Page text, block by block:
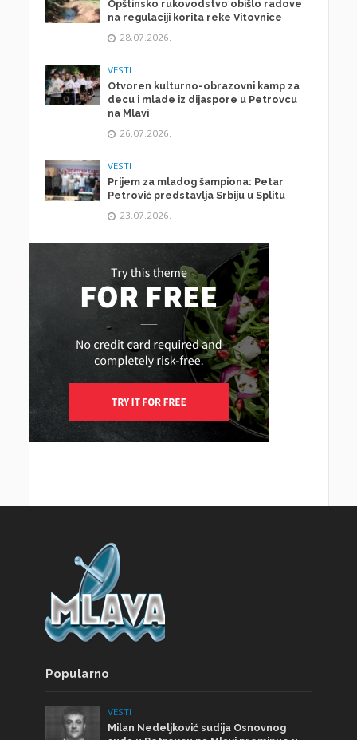
Opštinsko rukovodstvo obišlo radove
na regulaciji korita reke Vitovnice
28.07.2026.
VESTI
Otvoren kulturno-obrazovni kamp za
decu i mlade iz dijaspore u Petrovcu
na Mlavi
26.07.2026.
VESTI
Prijem za mladog šampiona: Petar
Petrović predstavlja Srbiju u Splitu
23.07.2026.
Popularno
VESTI
Milan Nedeljković sudija Osnovnog